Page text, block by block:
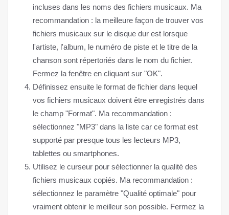
incluses dans les noms des fichiers musicaux. Ma
recommandation : la meilleure façon de trouver vos
fichiers musicaux sur le disque dur est lorsque
l'artiste, l'album, le numéro de piste et le titre de la
chanson sont répertoriés dans le nom du fichier.
Fermez la fenêtre en cliquant sur "OK".
Définissez ensuite le format de fichier dans lequel
vos fichiers musicaux doivent être enregistrés dans
le champ "Format". Ma recommandation :
sélectionnez "MP3" dans la liste car ce format est
supporté par presque tous les lecteurs MP3,
tablettes ou smartphones.
Utilisez le curseur pour sélectionner la qualité des
fichiers musicaux copiés. Ma recommandation :
sélectionnez le paramètre "Qualité optimale" pour
vraiment obtenir le meilleur son possible. Fermez la